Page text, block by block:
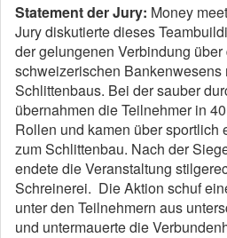
Statement der Jury: Money
Jury diskutierte dieses
der gelungenen Verbindung
schweizerischen Bankenwesens
Schlittenbaus. Bei der sauber
übernahmen die Teilnehmer in
Rollen und kamen über sportlich
zum Schlittenbau. Nach der
endete die Veranstaltung
Schreinerei. Die Aktion schuf
unter den Teilnehmern aus
und untermauerte die